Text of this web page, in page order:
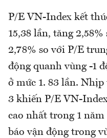
P/E VN-Index kết
15,38 lần, tăng
2,78% so với P/E
động quanh vùng -1
ở mức 1. 83 lần.
3 khiến P/E VN-
cao nhất trong 1
báo vận động trong